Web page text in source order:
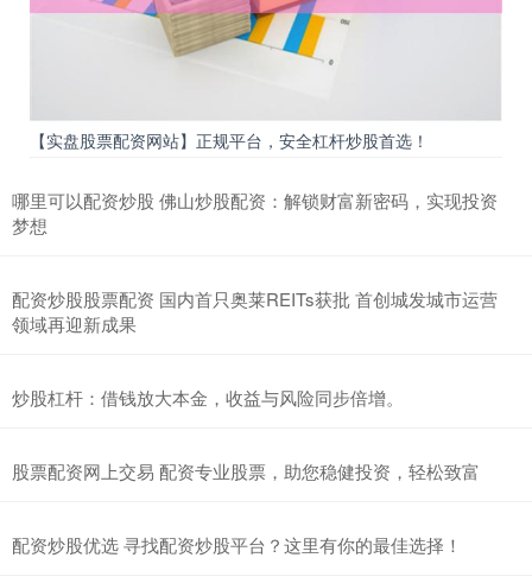
【实盘股票配资网站】正规平台，安全杠杆炒股首选！
哪里可以配资炒股 佛山炒股配资：解锁财富新密码，实现投资
梦想
配资炒股股票配资 国内首只奥莱REITs获批 首创城发城市运营
领域再迎新成果
炒股杠杆：借钱放大本金，收益与风险同步倍增。
股票配资网上交易 配资专业股票，助您稳健投资，轻松致富
配资炒股优选 寻找配资炒股平台？这里有你的最佳选择！